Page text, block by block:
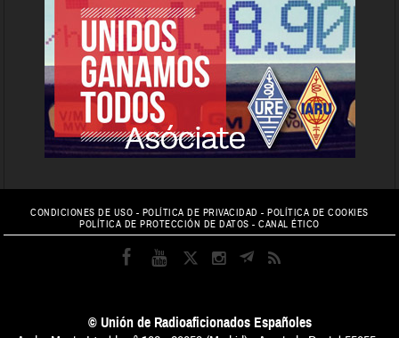
CONDICIONES DE USO - POLÍTICA DE PRIVACIDAD -POLÍTICA DE COOKIES
POLÍTICA DE PROTECCIÓN DE DATOS -CANAL ÉTICO
© Unión de Radioaficionados Españoles